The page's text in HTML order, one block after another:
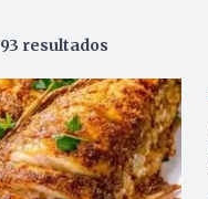
93 resultados